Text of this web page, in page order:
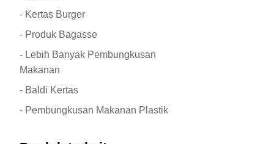
- Kertas Burger
- Produk Bagasse
- Lebih Banyak Pembungkusan
Makanan
- Baldi Kertas
- Pembungkusan Makanan Plastik